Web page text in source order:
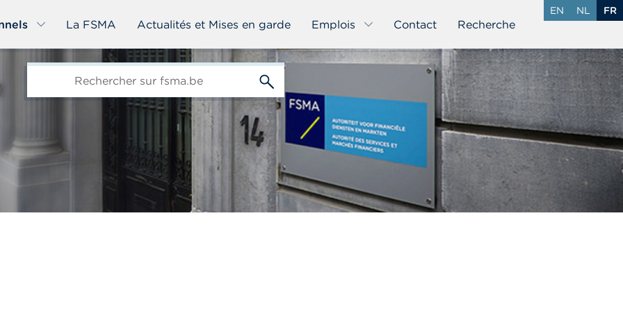
La FSMA Actualités et Mises en garde Emplois Contact Recherche
EN NL FR